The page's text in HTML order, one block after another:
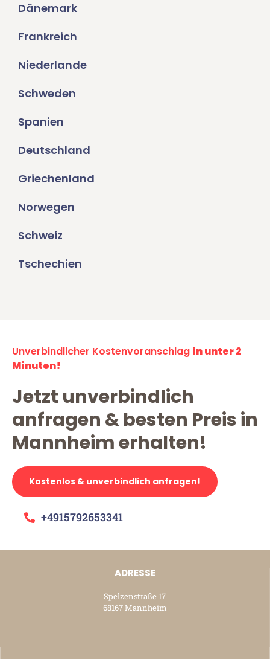
Dänemark
Frankreich
Niederlande
Schweden
Spanien
Deutschland
Griechenland
Norwegen
Schweiz
Tschechien
Unverbindlicher Kostenvoranschlag in unter 2
Minuten!
Jetzt unverbindlich
anfragen & besten Preis in
Mannheim erhalten!
Kostenlos & unverbindlich anfragen!
+4915792653341
ADRESSE
Spelzenstraße 17
68167 Mannheim